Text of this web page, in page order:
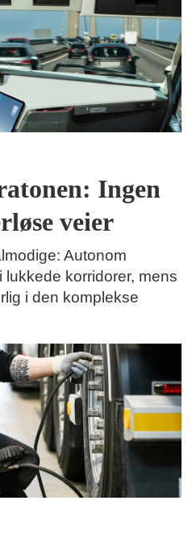
Ingen
veier
Autonom
lukkede korridorer, mens
i den komplekse